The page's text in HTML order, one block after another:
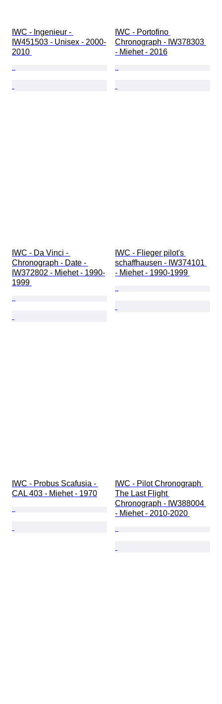
IWC - Ingenieur -
IW451503 - Unisex - 2000-
2010
IWC - Portofino
Chronograph - IW378303
- Miehet - 2016
IWC - Da Vinci -
Chronograph - Date -
IW372802 - Miehet - 1990-
1999
IWC - Flieger pilot's
schaffhausen - IW374101
- Miehet - 1990-1999
IWC - Probus Scafusia -
CAL 403 - Miehet - 1970
IWC - Pilot Chronograph
The Last Flight
Chronograph - IW388004
- Miehet - 2010-2020